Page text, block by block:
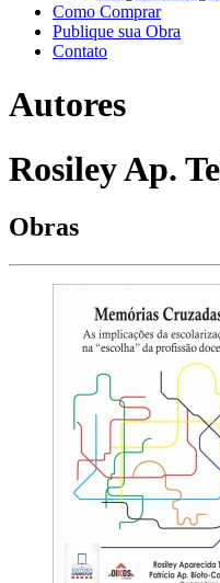
Como Comprar
Publique sua Obra
Contato
Autores
Rosiley Ap.
Obras